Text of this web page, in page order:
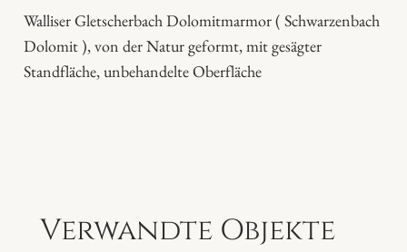
Walliser Gletscherbach Dolomitmarmor ( Schwarzenbach
Dolomit ), von der Natur geformt, mit gesägter
Standfläche, unbehandelte Oberfläche
Verwandte Objekte